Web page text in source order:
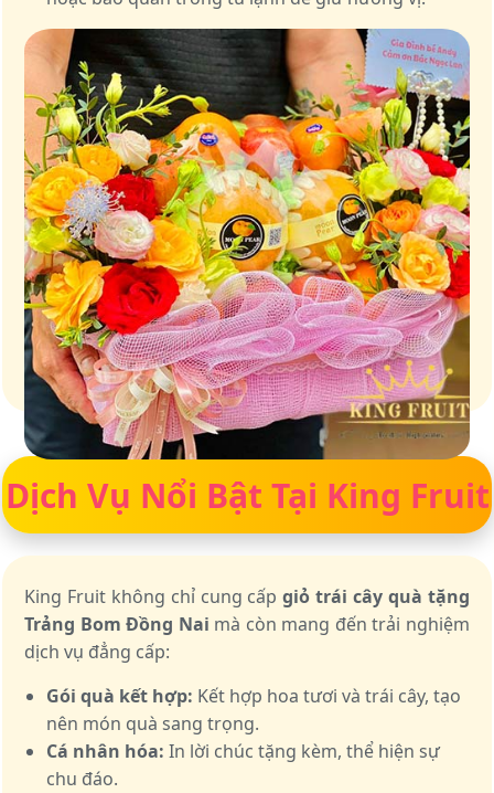
Giữ trọn vị ngọt của thiên nhiên
Dịch Vụ Nổi Bật Tại King Fruit
King Fruit không chỉ cung cấpgiỏ trái cây quà tặng
Trảng Bom Đồng Nai mà còn mang đến trải nghiệm
dịch vụ đẳng cấp:
Gói quà kết hợp: Kết hợp hoa tươi và trái cây, tạo
nên món quà sang trọng.
Cá nhân hóa: In lời chúc tặng kèm, thể hiện sự
chu đáo.